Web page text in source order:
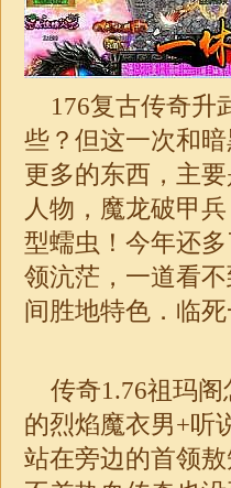
176复古传奇升
些？但这一次和
更多的东西，主
人物，魔龙破甲
型蠕虫！今年还
领沆茫，一道看
间胜地特色．临
传奇1.76祖玛阁
的烈焰魔衣男+
站在旁边的首领